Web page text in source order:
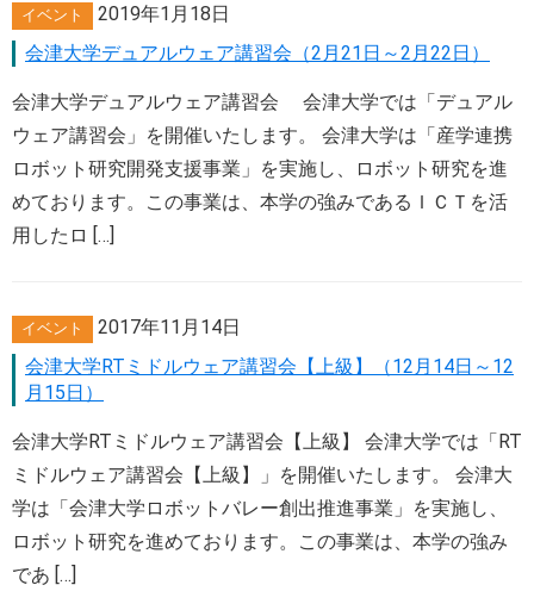
イベント
2019年1月18日
会津大学デュアルウェア講習会（2月21日～2月22日）
会津大学デュアルウェア講習会 会津大学では「デュアル
ウェア講習会」を開催いたします。 会津大学は「産学連携
ロボット研究開発支援事業」を実施し、ロボット研究を進
めております。この事業は、本学の強みであるＩＣＴを活
用したロ […]
イベント
2017年11月14日
会津大学RTミドルウェア講習会【上級】（12月14日～12
月15日）
会津大学RTミドルウェア講習会【上級】 会津大学では「RT
ミドルウェア講習会【上級】」を開催いたします。 会津大
学は「会津大学ロボットバレー創出推進事業」を実施し、
ロボット研究を進めております。この事業は、本学の強み
であ […]